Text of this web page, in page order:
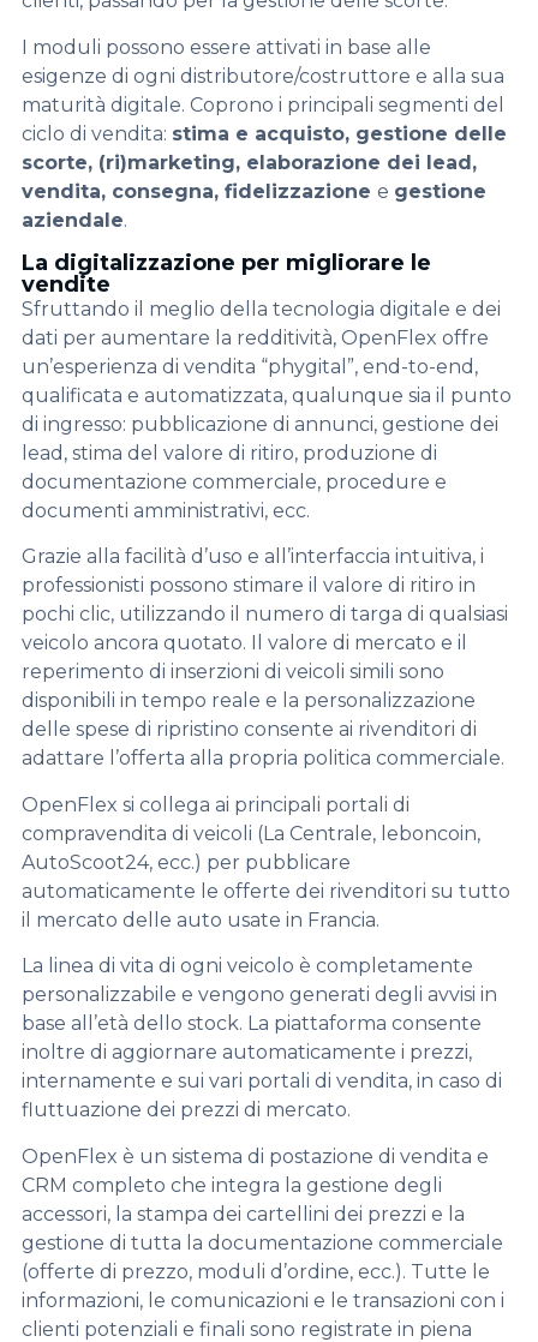
I moduli possono essere attivati in base alle
esigenze di ogni distributore/costruttore e alla sua
maturità digitale. Coprono i principali segmenti del
ciclo di vendita: stima e acquisto, gestione delle
scorte, (ri)marketing, elaborazione dei lead,
vendita, consegna, fidelizzazione e gestione
aziendale.
La digitalizzazione per migliorare le
vendite
Sfruttando il meglio della tecnologia digitale e dei
dati per aumentare la redditività, OpenFlex offre
un’esperienza di vendita “phygital”, end-to-end,
qualificata e automatizzata, qualunque sia il punto
di ingresso: pubblicazione di annunci, gestione dei
lead, stima del valore di ritiro, produzione di
documentazione commerciale, procedure e
documenti amministrativi, ecc.
Grazie alla facilità d’uso e all’interfaccia intuitiva, i
professionisti possono stimare il valore di ritiro in
pochi clic, utilizzando il numero di targa di qualsiasi
veicolo ancora quotato. Il valore di mercato e il
reperimento di inserzioni di veicoli simili sono
disponibili in tempo reale e la personalizzazione
delle spese di ripristino consente ai rivenditori di
adattare l’offerta alla propria politica commerciale.
OpenFlex si collega ai principali portali di
compravendita di veicoli (La Centrale, leboncoin,
AutoScoot24, ecc.) per pubblicare
automaticamente le offerte dei rivenditori su tutto
il mercato delle auto usate in Francia.
La linea di vita di ogni veicolo è completamente
personalizzabile e vengono generati degli avvisi in
base all’età dello stock. La piattaforma consente
inoltre di aggiornare automaticamente i prezzi,
internamente e sui vari portali di vendita, in caso di
fluttuazione dei prezzi di mercato.
OpenFlex è un sistema di postazione di vendita e
CRM completo che integra la gestione degli
accessori, la stampa dei cartellini dei prezzi e la
gestione di tutta la documentazione commerciale
(offerte di prezzo, moduli d’ordine, ecc.). Tutte le
informazioni, le comunicazioni e le transazioni con i
clienti potenziali e finali sono registrate in piena